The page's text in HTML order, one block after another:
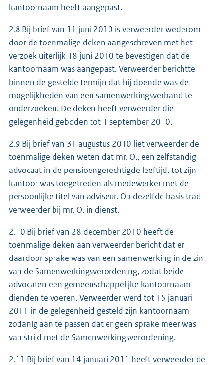
kantoornaam heeft aangepast.
2.8 Bij brief van 11 juni 2010 is verweerder wederom
door de toenmalige deken aangeschreven met het
verzoek uiterlijk 18 juni 2010 te bevestigen dat de
kantoornaam was aangepast. Verweerder berichtte
binnen de gestelde termijn dat hij doende was de
mogelijkheden van een samenwerkingsverband te
onderzoeken. De deken heeft verweerder die
gelegenheid geboden tot 1 september 2010.
2.9 Bij brief van 31 augustus 2010 liet verweerder de
toenmalige deken weten dat mr. O., een zelfstandig
advocaat in de pensioengerechtigde leeftijd, tot zijn
kantoor was toegetreden als medewerker met de
persoonlijke titel van adviseur. Op dezelfde basis trad
verweerder bij mr. O. in dienst.
2.10 Bij brief van 28 december 2010 heeft de
toenmalige deken aan verweerder bericht dat er
daardoor sprake was van een samenwerking in de zin
van de Samenwerkingsverordening, zodat beide
advocaten een gemeenschappelijke kantoornaam
dienden te voeren. Verweerder werd tot 15 januari
2011 in de gelegenheid gesteld zijn kantoornaam
zodanig aan te passen dat er geen sprake meer was
van strijd met de Samenwerkingsverordening.
2.11 Bij brief van 14 januari 2011 heeft verweerder de